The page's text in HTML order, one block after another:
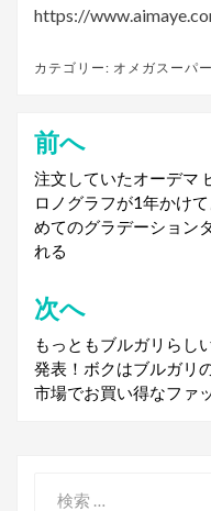
https://
カテゴリー: オメガスーパ
投
稿
ナ
ビ
ゲ
ー
シ
ョ
前へ
注文していたオーデマ
ロノグラフが1年かけ
めてのグラデーション
れる
次へ
もっともブルガリらし
発表！ボクはブルガリ
市場でお買い得なファ